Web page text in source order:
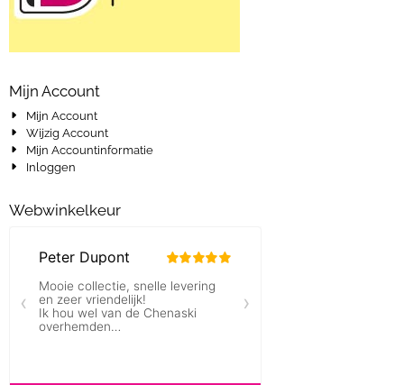
Mijn Account
Mijn Account
Wijzig Account
Mijn Accountinformatie
Inloggen
Webwinkelkeur